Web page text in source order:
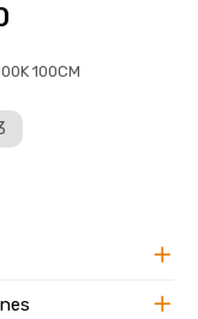
100CM